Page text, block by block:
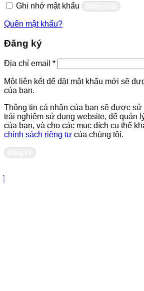
Ghi nhớ mật khẩu
Quên mật khẩu?
Đăng ký
Địa chỉ email *Bắt
buộc
Một liên kết để đặt mật khẩu mới sẽ
của bạn.
Thông tin cá nhân của bạn sẽ được
trải nghiệm sử dụng website, để quản
của bạn, và cho các mục đích cụ thể
chính sách riêng tư của chúng tôi.